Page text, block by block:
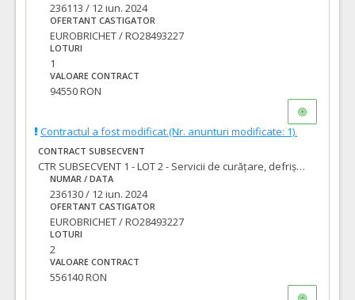
236113 / 12 iun. 2024
OFERTANT CASTIGATOR
EUROBRICHET / RO28493227
LOTURI
1
VALOARE CONTRACT
94550 RON
Contractul a fost modificat.(Nr. anunturi modificate: 1).
CONTRACT SUBSECVENT
CTR SUBSECVENT 1 - LOT 2 - Servicii de curățare, defrișarea și îndepărtare vegetație nedorită
NUMAR / DATA
236130 / 12 iun. 2024
OFERTANT CASTIGATOR
EUROBRICHET / RO28493227
LOTURI
2
VALOARE CONTRACT
556140 RON